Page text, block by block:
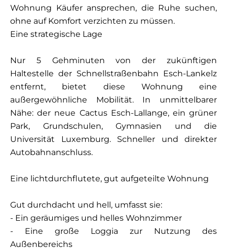
Wohnung Käufer ansprechen, die Ruhe suchen,
ohne auf Komfort verzichten zu müssen.
Eine strategische Lage
Nur 5 Gehminuten von der zukünftigen
Haltestelle der Schnellstraßenbahn Esch-Lankelz
entfernt, bietet diese Wohnung eine
außergewöhnliche Mobilität. In unmittelbarer
Nähe: der neue Cactus Esch-Lallange, ein grüner
Park, Grundschulen, Gymnasien und die
Universität Luxemburg. Schneller und direkter
Autobahnanschluss.
Eine lichtdurchflutete, gut aufgeteilte Wohnung
Gut durchdacht und hell, umfasst sie:
- Ein geräumiges und helles Wohnzimmer
- Eine große Loggia zur Nutzung des
Außenbereichs